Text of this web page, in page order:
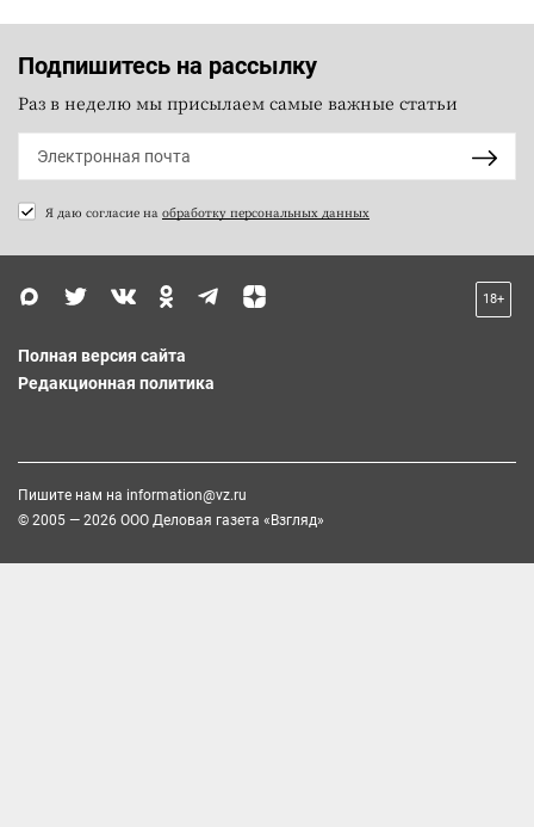
Подпишитесь на рассылку
Раз в неделю мы присылаем самые важные статьи
Я даю согласие на обработку персональных данных
18+
Полная версия сайта
Редакционная политика
Пишите нам на information@vz.ru
© 2005 — 2026 ООО Деловая газета «Взгляд»